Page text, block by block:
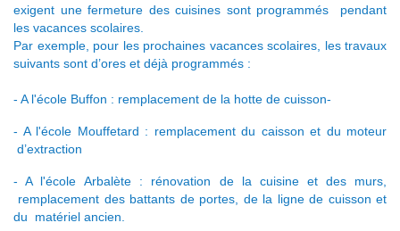
exigent une fermeture des cuisines sont programmés pendant
les vacances scolaires.
Par exemple, pour les prochaines vacances scolaires, les travaux
suivants sont d’ores et déjà programmés :
- A l'école Buffon : remplacement de la hotte de cuisson-
- A l'école Mouffetard : remplacement du caisson et du moteur
d’extraction
- A l'école Arbalète : rénovation de la cuisine et des murs,
remplacement des battants de portes, de la ligne de cuisson et
du
matériel ancien.